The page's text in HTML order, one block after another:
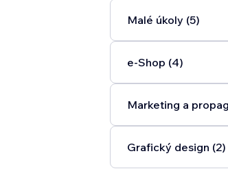
Malé úkoly (5)
e‑Shop (4)
Marketing a
Grafický design (2)